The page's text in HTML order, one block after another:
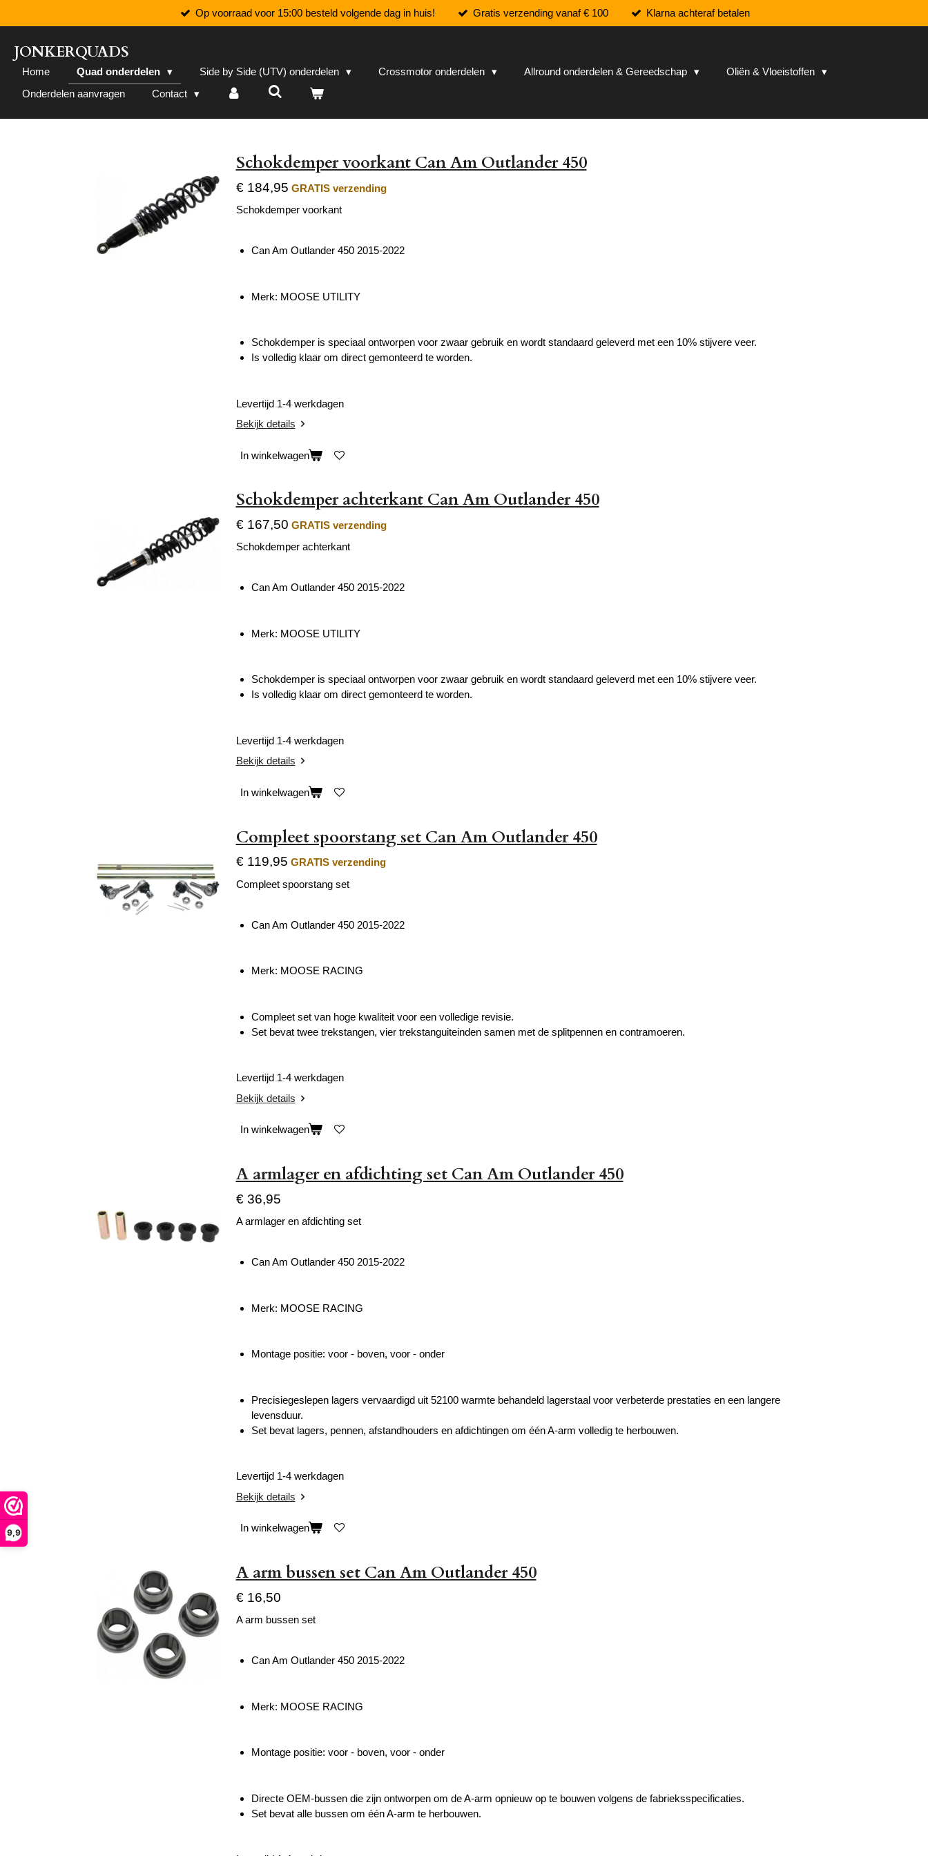
9,9
direct
naar
de
hoofdinhoud
Op voorraad voor 15:00 besteld volgende dag in huis! Gratis verzending vanaf € 100 Klarna achteraf betalen
JONKERQUADS
Home Quad onderdelen Side by Side (UTV) onderdelen Crossmotor onderdelen Allround onderdelen & Gereedschap
Oliën & Vloeistoffen
Onderdelen aanvragen
Contact
Schokdemper voorkant Can Am Outlander 450
€ 184,95 GRATIS verzending
Schokdemper voorkant
Can Am Outlander 450 2015-2022
Merk: MOOSE UTILITY
Schokdemper is speciaal ontworpen voor zwaar gebruik en wordt standaard geleverd met een 10% stijvere veer.
Is volledig klaar om direct gemonteerd te worden.
Levertijd 1-4 werkdagen
Bekijk details
In winkelwagen
Schokdemper achterkant Can Am Outlander 450
€ 167,50 GRATIS verzending
Schokdemper achterkant
Can Am Outlander 450 2015-2022
Merk: MOOSE UTILITY
Schokdemper is speciaal ontworpen voor zwaar gebruik en wordt standaard geleverd met een 10% stijvere veer.
Is volledig klaar om direct gemonteerd te worden.
Levertijd 1-4 werkdagen
Bekijk details
In winkelwagen
Compleet spoorstang set Can Am Outlander 450
€ 119,95 GRATIS verzending
Compleet spoorstang set
Can Am Outlander 450 2015-2022
Merk: MOOSE RACING
Compleet set van hoge kwaliteit voor een volledige revisie.
Set bevat twee trekstangen, vier trekstanguiteinden samen met de splitpennen en contramoeren.
Levertijd 1-4 werkdagen
Bekijk details
In winkelwagen
A armlager en afdichting set Can Am Outlander 450
€ 36,95
A armlager en afdichting set
Can Am Outlander 450 2015-2022
Merk: MOOSE RACING
Montage positie: voor - boven, voor - onder
Precisiegeslepen lagers vervaardigd uit 52100 warmte behandeld lagerstaal voor verbeterde prestaties en een langere
levensduur.
Set bevat lagers, pennen, afstandhouders en afdichtingen om één A-arm volledig te herbouwen.
Levertijd 1-4 werkdagen
Bekijk details
In winkelwagen
A arm bussen set Can Am Outlander 450
€ 16,50
A arm bussen set
Can Am Outlander 450 2015-2022
Merk: MOOSE RACING
Montage positie: voor - boven, voor - onder
Directe OEM-bussen die zijn ontworpen om de A-arm opnieuw op te bouwen volgens de fabrieksspecificaties.
Set bevat alle bussen om één A-arm te herbouwen.